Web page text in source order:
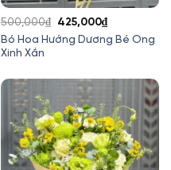
Bó Hoa Hướng Dương Bé Ong
Xinh Xắn
500,000₫
Giá
gốc
425,000₫Giá
hiện
425,000₫.